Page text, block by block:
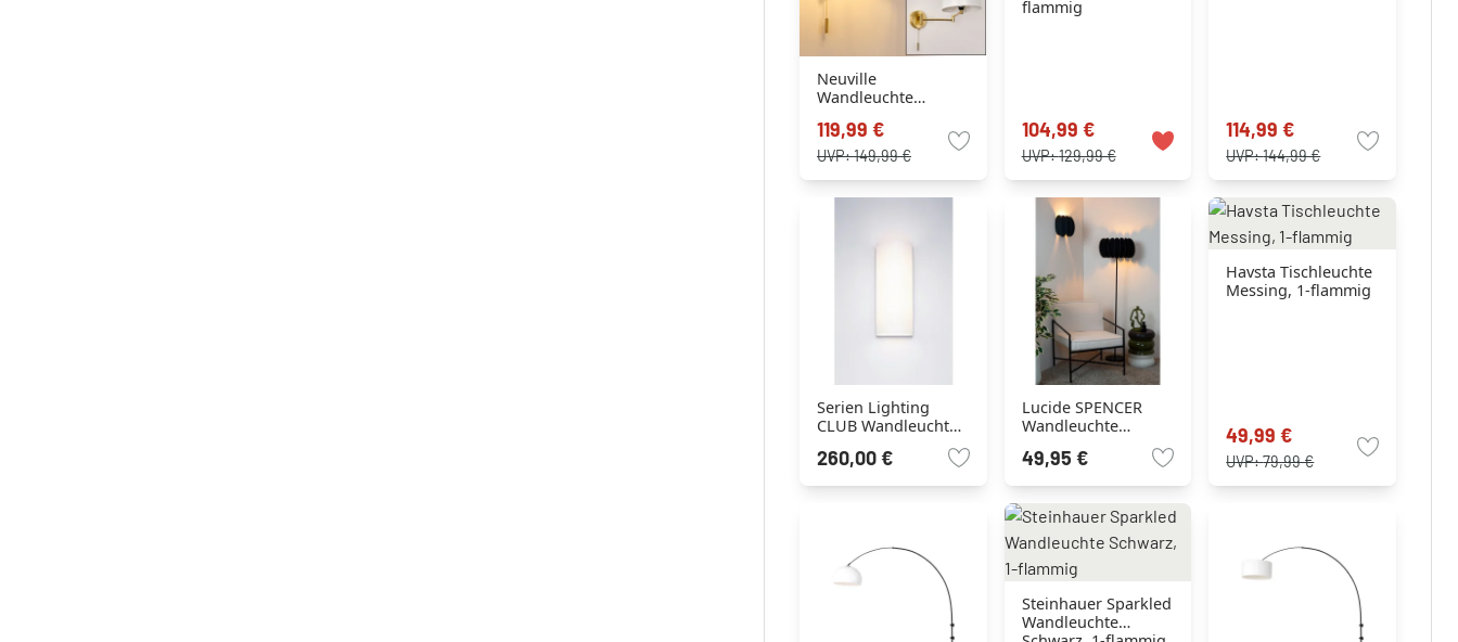
Neuville
Wandleuchte
119,99 €
UVP:149,99 €
flammig
104,99 €
UVP:129,99 €
114,99 €
UVP:144,99 €
Serien Lighting
CLUB Wandleuchte
flammig
260,00 €
Lucide SPENCER
Wandleuchte
Schwarz, 1-flammig
49,95 €
Havsta Tischleuchte
Messing, 1-flammig
49,99 €
UVP:79,99 €
Steinhauer Sparkled
Wandleuchte